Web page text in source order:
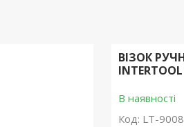
ВІЗОК
В наявності
Код: LT-9008